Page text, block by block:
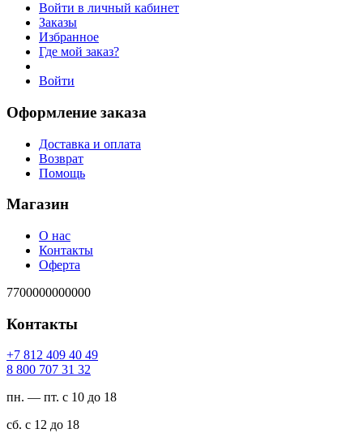
Войти в личный кабинет
Заказы
Избранное
Где мой заказ?
Войти
Оформление заказа
Доставка и оплата
Возврат
Помощь
Магазин
О нас
Контакты
Оферта
7700000000000
Контакты
94 04 904 218 7+
23 13 707 008 8
пн. — пт. с 10 до 18
сб. с 12 до 18